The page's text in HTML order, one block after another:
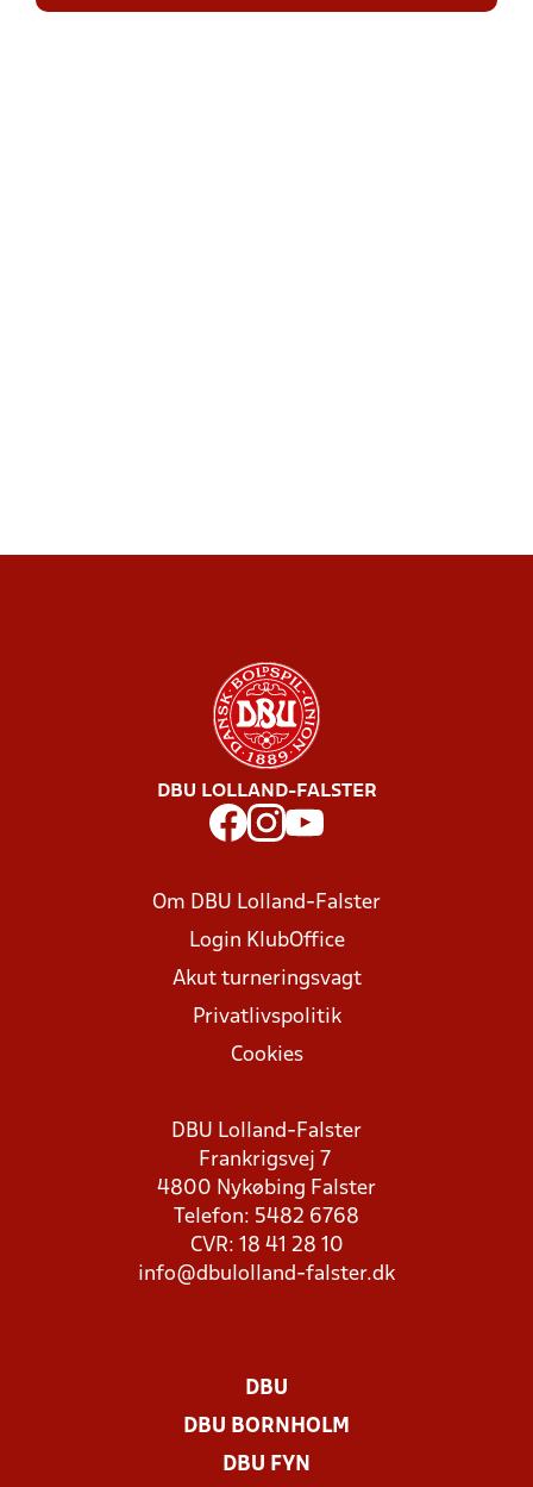
DBU LOLLAND-FALSTER
Om DBU Lolland-Falster
Login KlubOffice
Akut turneringsvagt
Privatlivspolitik
Cookies
DBU Lolland-Falster
Frankrigsvej 7
4800 Nykøbing Falster
Telefon: 5482 6768
CVR: 18 41 28 10
info@dbulolland-falster.dk
DBU
DBU BORNHOLM
DBU FYN